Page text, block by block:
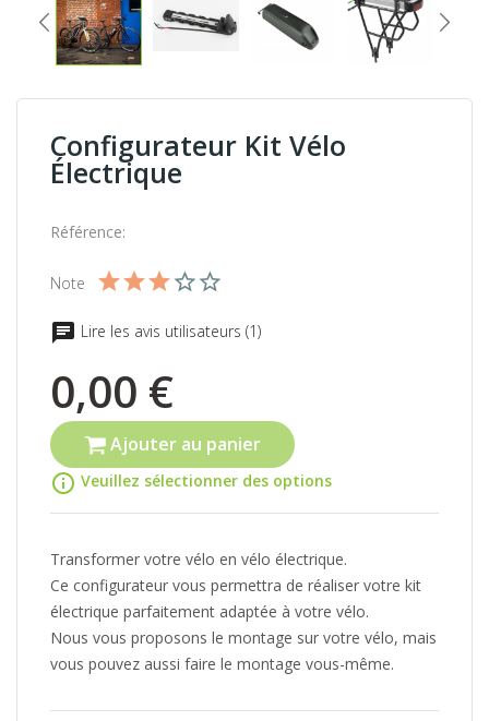
Configurateur Kit Vélo
Électrique
Référence:
Note
Lire les avis utilisateurs (1)
0,00 €
Ajouter au panier
info_outline Veuillez sélectionner des options
Transformer votre vélo en vélo électrique.
Ce configurateur vous permettra de réaliser votre kit
électrique parfaitement adaptée à votre vélo.
Nous vous proposons le montage sur votre vélo, mais
vous pouvez aussi faire le montage vous-même.